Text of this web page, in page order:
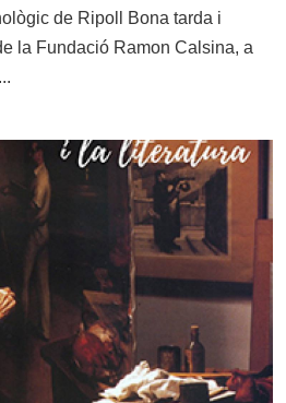
de Ripoll Bona tarda i
la Fundació Ramon Calsina, a